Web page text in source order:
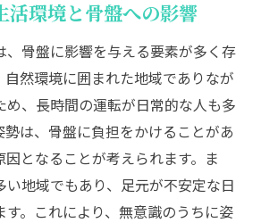
骨盤に及ぼす影響とは
る簡単な骨盤ストレッチ
骨盤に与える影響
ことによる歪みのリスク
きる骨盤矯正エクササイズ
める座り仕事向け矯正法
市の健康を支える理由
活環境と骨盤への影響
、骨盤に影響を与える要素が多く存
然環境に囲まれた地域でありなが
め、長時間の運転が日常的な人も多
勢は、骨盤に負担をかけることがあ
因となることが考えられます。ま
い地域でもあり、足元が不安定な日
。これにより、無意識のうちに姿